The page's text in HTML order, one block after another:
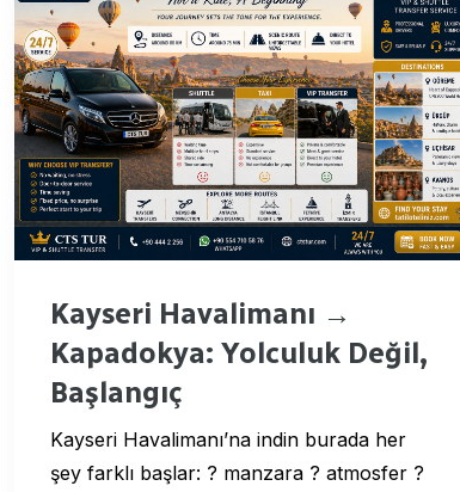
Kayseri Havalimanı →
Kapadokya: Yolculuk Değil,
Başlangıç
Kayseri Havalimanı’na indin burada her
şey farklı başlar: ? manzara ? atmosfer ?